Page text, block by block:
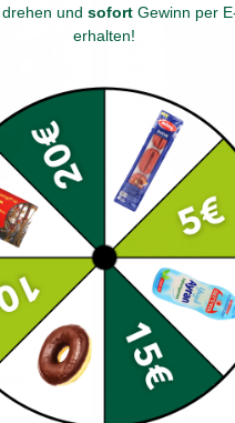
Cam
Duru Sehriyeli
Bulgur 1kg
und sofort Gewinn per
erhalten!